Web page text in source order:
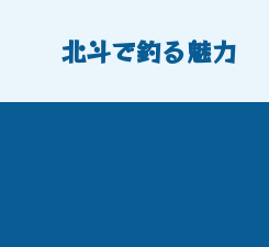
北斗で釣る魅力